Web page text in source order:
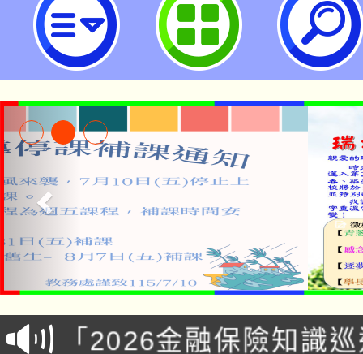
公告本校115學年度第
代理(課)教師甄選結果
「2026金融保險知識